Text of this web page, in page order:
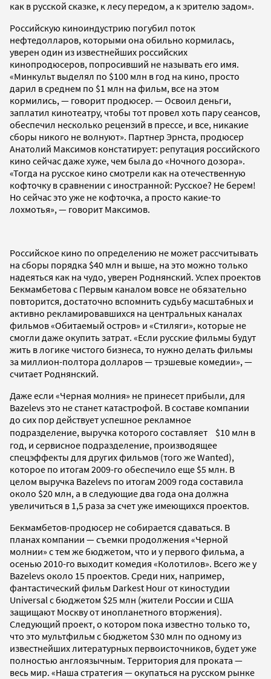
как в русской сказке, к лесу передом, а к зрителю задом».
Российскую киноиндустрию погубил поток
нефтедолларов, которыми она обильно кормилась,
уверен один из известнейших российских
кинопродюсеров, попросивший не называть его имя.
«Минкульт выделял по $100 млн в год на кино, просто
дарил в среднем по $1 млн на фильм, все на этом
кормились, — говорит продюсер. — Освоил деньги,
заплатил кинотеатру, чтобы тот провел хоть пару сеансов,
обеспечил несколько рецензий в прессе, и все, никакие
сборы никого не волнуют». Партнер Эрнста, продюсер
Анатолий Максимов констатирует: репутация российского
кино сейчас даже хуже, чем была до «Ночного дозора».
«Тогда на русское кино смотрели как на отечественную
кофточку в сравнении с иностранной: Русское? Не берем!
Но сейчас это уже не кофточка, а просто какие-то
лохмотья», — говорит Максимов.
Российское кино по определению не может рассчитывать
на сборы порядка $40 млн и выше, на это можно только
надеяться как на чудо, уверен Роднянский. Успех проектов
Бекмамбетова с Первым каналом вовсе не обязательно
повторится, достаточно вспомнить судьбу масштабных и
активно рекламировавшихся на центральных каналах
фильмов «Обитаемый остров» и «Стиляги», которые не
смогли даже окупить затрат. «Если русские фильмы будут
жить в логике чистого бизнеса, то нужно делать фильмы
за миллион-полтора долларов — трэшевые комедии», —
считает Роднянский.
Даже если «Черная молния» не принесет прибыли, для
Bazelevs это не станет катастрофой. В составе компании
до сих пор действует успешное рекламное
подразделение, выручка которого составляет $10 млн в
год, и сервисное подразделение, производящее
спецэффекты для других фильмов (того же Wanted),
которое по итогам 2009-го обеспечило еще $5 млн. В
целом выручка Bazelevs по итогам 2009 года составила
около $20 млн, а в следующие два года она должна
увеличиться в 1,5 раза за счет уже имеющихся проектов.
Бекмамбетов-продюсер не собирается сдаваться. В
планах компании — съемки продолжения «Черной
молнии» с тем же бюджетом, что и у первого фильма, а
осенью 2010-го выходит комедия «Колотилов». Всего же у
Bazelevs около 15 проектов. Среди них, например,
фантастический фильм Darkest Hour от киностудии
Universal с бюджетом $25 млн (жители России и США
защищают Москву от инопланетного вторжения).
Следующий проект, о котором пока известно только то,
что это мультфильм с бюджетом $30 млн по одному из
известнейших литературных первоисточников, будет уже
полностью англоязычным. Территория для проката —
весь мир. «Наша стратегия — окупаться на русском рынке